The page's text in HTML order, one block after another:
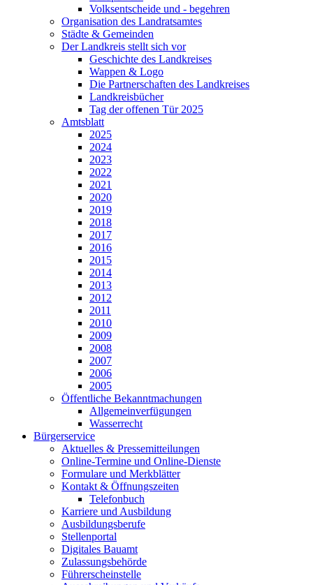
Volksentscheide und - begehren
Organisation des Landratsamtes
Städte & Gemeinden
Der Landkreis stellt sich vor
Geschichte des Landkreises
Wappen & Logo
Die Partnerschaften des Landkreises
Landkreisbücher
Tag der offenen Tür 2025
Amtsblatt
2025
2024
2023
2022
2021
2020
2019
2018
2017
2016
2015
2014
2013
2012
2011
2010
2009
2008
2007
2006
2005
Öffentliche Bekanntmachungen
Allgemeinverfügungen
Wasserrecht
Bürgerservice
Aktuelles & Pressemitteilungen
Online-Termine und Online-Dienste
Formulare und Merkblätter
Kontakt & Öffnungszeiten
Telefonbuch
Karriere und Ausbildung
Ausbildungsberufe
Stellenportal
Digitales Bauamt
Zulassungsbehörde
Führerscheinstelle